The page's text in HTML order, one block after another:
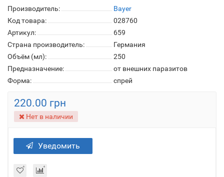
Производитель:
Bayer
Код товара:
028760
Артикул:
659
Страна производитель:
Германия
Объём (мл):
250
Предназначение:
от внешних паразитов
Форма:
спрей
220.00 грн
Нет в наличии
Уведомить